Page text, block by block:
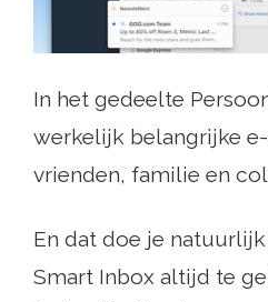
In het gedeelte
werkelijk belangrijke
vrienden, familie en
En dat doe je
Smart Inbox altijd te